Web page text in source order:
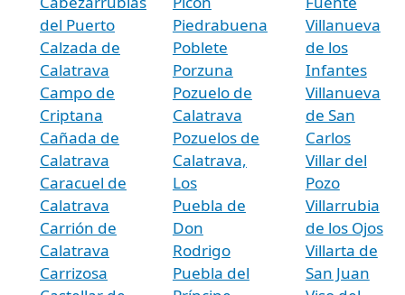
del Puerto
Calzada de
Calatrava
Campo de
Criptana
Cañada de
Calatrava
Caracuel de
Calatrava
Carrión de
Calatrava
Carrizosa
Piedrabuena
Poblete
Porzuna
Pozuelo de
Calatrava
Pozuelos de
Calatrava,
Los
Puebla de
Don
Rodrigo
Puebla del
Villanueva
de los
Infantes
Villanueva
de San
Carlos
Villar del
Pozo
Villarrubia
de los Ojos
Villarta de
San Juan